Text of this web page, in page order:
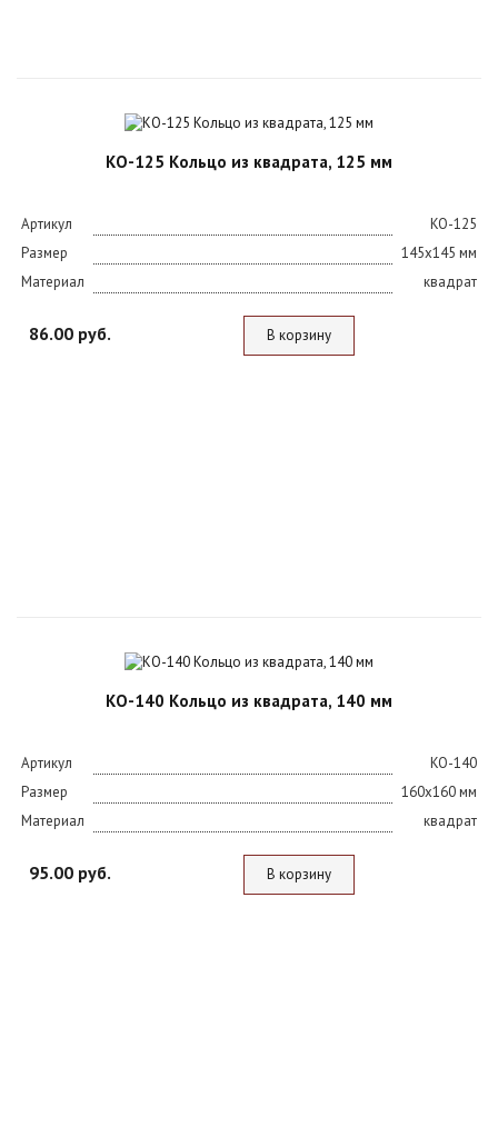
КО-125 Кольцо из квадрата, 125 мм
Артикул
KO-125
Размер
145х145 мм
Материал
квадрат
86.00 руб. В корзину
КО-140 Кольцо из квадрата, 140 мм
Артикул
KO-140
Размер
160х160 мм
Материал
квадрат
95.00 руб. В корзину